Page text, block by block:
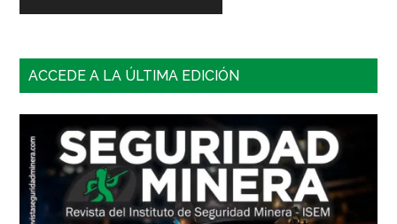
Barra
principal
ACCEDE A LA ÚLTIMA EDICIÓN